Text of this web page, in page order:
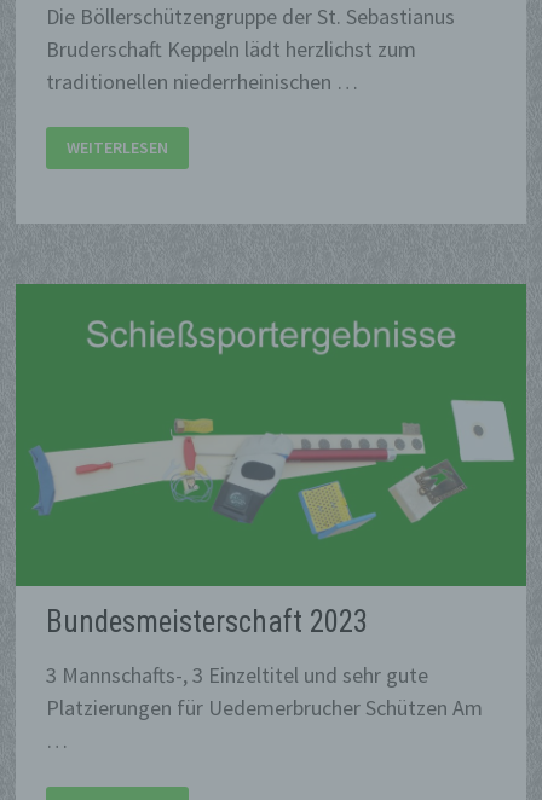
Die Böllerschützengruppe der St. Sebastianus
Bruderschaft Keppeln lädt herzlichst zum
traditionellen niederrheinischen …
SILVESTERBÖLLERN
WEITERLESEN
Bundesmeisterschaft 2023
3 Mannschafts-, 3 Einzeltitel und sehr gute
Platzierungen für Uedemerbrucher Schützen Am
…